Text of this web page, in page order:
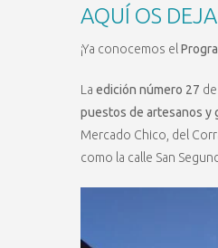
AQUÍ OS
¡Ya conocemos el
La edición número 27
puestos de artesanos y
Mercado Chico, del
como la calle San